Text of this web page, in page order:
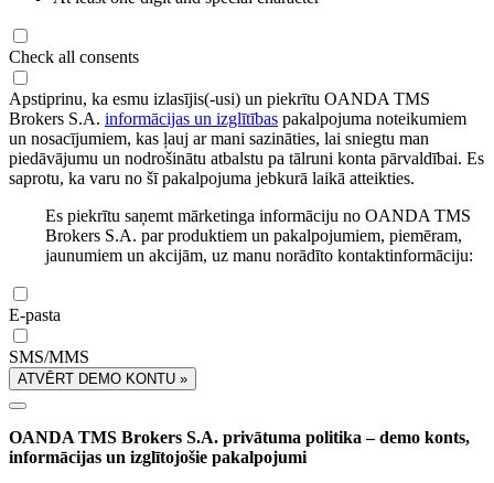
Check all consents
Apstiprinu, ka esmu izlasījis(-usi) un piekrītu OANDA TMS
Brokers S.A. informācijas un izglītības pakalpojuma noteikumiem
un nosacījumiem, kas ļauj ar mani sazināties, lai sniegtu man
piedāvājumu un nodrošinātu atbalstu pa tālruni konta pārvaldībai. Es
saprotu, ka varu no šī pakalpojuma jebkurā laikā atteikties.
Es piekrītu saņemt mārketinga informāciju no OANDA TMS
Brokers S.A. par produktiem un pakalpojumiem, piemēram,
jaunumiem un akcijām, uz manu norādīto kontaktinformāciju:
E-pasta
SMS/MMS
ATVĒRT DEMO KONTU »
OANDA TMS Brokers S.A. privātuma politika – demo konts,
informācijas un izglītojošie pakalpojumi